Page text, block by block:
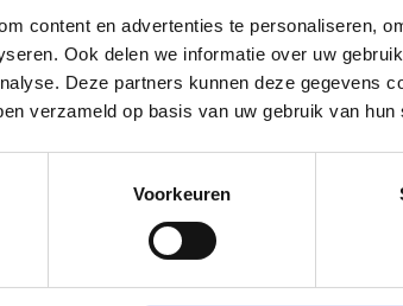
content en advertenties te personaliseren,
Ook delen we informatie over uw
Deze partners kunnen deze gegevens
verzameld op basis van uw gebruik van hun
Voorkeuren